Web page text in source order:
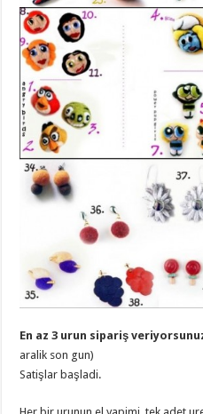
En az 3 urun sipariş
aralik son gun)
Satişlar başladi.